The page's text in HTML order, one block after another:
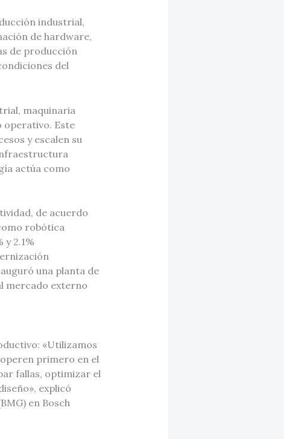
industrial,
de hardware,
de producción
del
maquinaria
operativo. Este
y escalen su
actúa como
de acuerdo
robótica
2.1%
una planta de
mercado externo
«Utilizamos
primero en el
fallas, optimizar el
explicó
en Bosch